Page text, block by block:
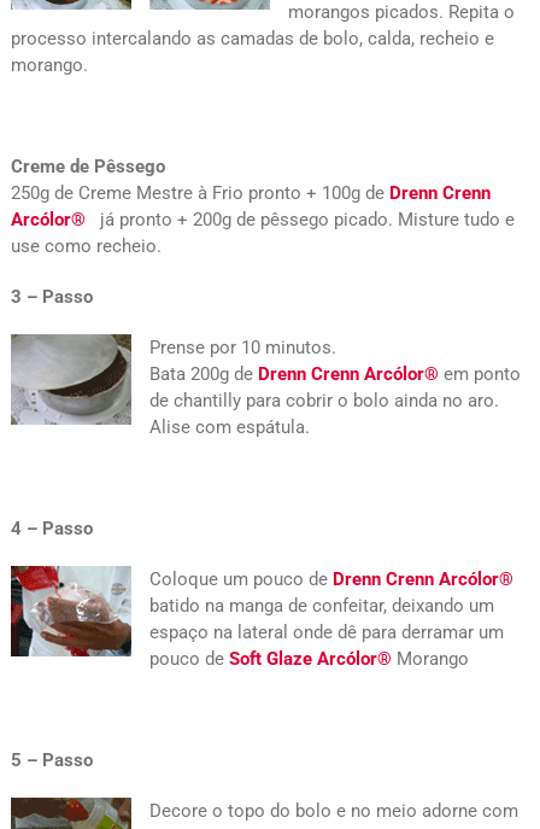
morangos picados. Repita o
processo intercalando as camadas de bolo, calda, recheio e
morango.
Creme de Pêssego
250g de Creme Mestre à Frio pronto + 100g de Drenn Crenn
Arcólor®
já pronto + 200g de pêssego picado. Misture tudo e
use como recheio.
3 – Passo
Prense por 10 minutos.
Bata 200g de Drenn Crenn Arcólor® em ponto
de chantilly para cobrir o bolo ainda no aro.
Alise com espátula.
4 – Passo
Coloque um pouco de Drenn Crenn Arcólor®
batido na manga de confeitar, deixando um
espaço na lateral onde dê para derramar um
pouco de Soft Glaze Arcólor® Morango
5 – Passo
Decore o topo do bolo e no meio adorne com